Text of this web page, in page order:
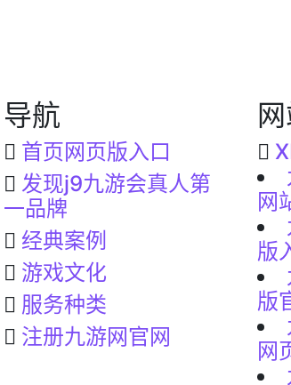
导航
首页网页版入口
发现j9九游会真人第
一品牌
经典案例
游戏文化
服务种类
注册九游网官网
网
版
版
网